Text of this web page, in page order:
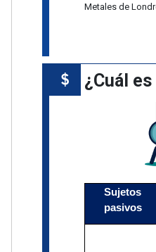
Metales de
¿Cuál es
Sujetos
pasivos